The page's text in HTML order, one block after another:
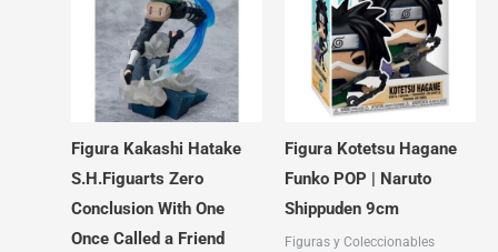
Figura Kakashi Hatake
S.H.Figuarts Zero
Conclusion With One
Once Called a Friend
Figura Kotetsu Hagane
Funko POP | Naruto
Shippuden 9cm
Figuras y Coleccionables